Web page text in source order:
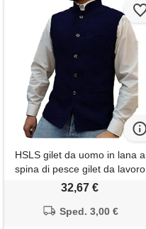
HSLS gilet da uomo in lana a
spina di pesce gilet da lavoro
in tweed con collo alto
32,67 €
Sped. 3,00 €